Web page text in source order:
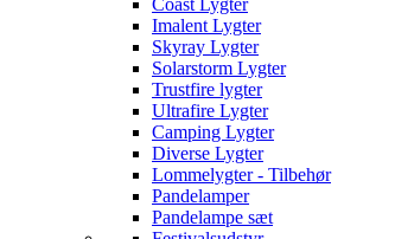
Coast Lygter
Imalent Lygter
Skyray Lygter
Solarstorm Lygter
Trustfire lygter
Ultrafire Lygter
Camping Lygter
Diverse Lygter
Lommelygter - Tilbehør
Pandelamper
Pandelampe sæt